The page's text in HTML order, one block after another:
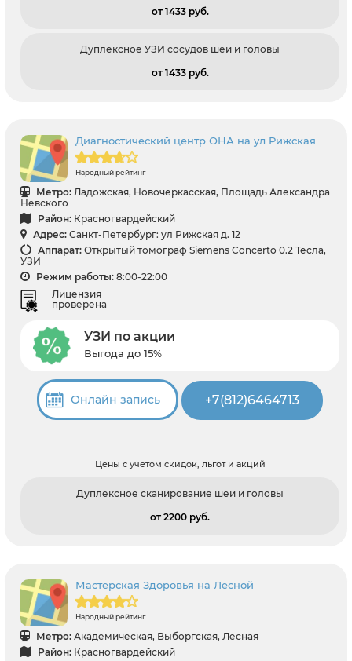
от 1433 pуб.
Дуплексное УЗИ сосудов шеи и головы
от 1433 pуб.
Диагностический центр ОНА на ул Рижская
Народный рейтинг
Метро: Ладожская, Новочеркасская, Площадь Александра
Невского
Район: Красногвардейский
Адрес: Санкт-Петербург: ул Рижская д. 12
Аппарат: Открытый томограф Siemens Concerto 0.2 Тесла,
УЗИ
Режим работы: 8:00-22:00
Лицензия
проверена
УЗИ по акции
Выгода до 15%
Онлайн запись +7(812)6464713
Цены с учетом скидок, льгот и акций
Дуплексное сканирование шеи и головы
от 2200 pуб.
Мастерская Здоровья на Лесной
Народный рейтинг
Метро: Академическая, Выборгская, Лесная
Район: Красногвардейский